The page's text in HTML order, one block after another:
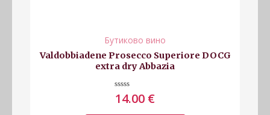
Бутиково вино
Valdobbiadene Prosecco Superiore DOCG
extra dry Abbazia
Оценено
с
14.00 €